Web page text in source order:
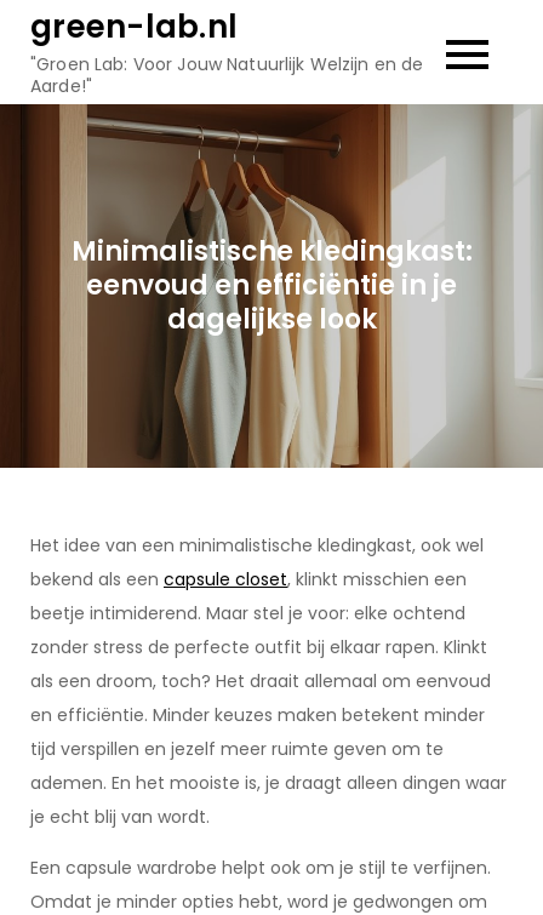
content
green-lab.nl
"Groen Lab: Voor Jouw Natuurlijk Welzijn en de
Aarde!"
Minimalistische kledingkast:
eenvoud en efficiëntie in je
dagelijkse look
Het idee van een minimalistische kledingkast, ook wel
bekend als een capsule closet, klinkt misschien een
beetje intimiderend. Maar stel je voor: elke ochtend
zonder stress de perfecte outfit bij elkaar rapen. Klinkt
als een droom, toch? Het draait allemaal om eenvoud
en efficiëntie. Minder keuzes maken betekent minder
tijd verspillen en jezelf meer ruimte geven om te
ademen. En het mooiste is, je draagt alleen dingen waar
je echt blij van wordt.
Een capsule wardrobe helpt ook om je stijl te verfijnen.
Omdat je minder opties hebt, word je gedwongen om